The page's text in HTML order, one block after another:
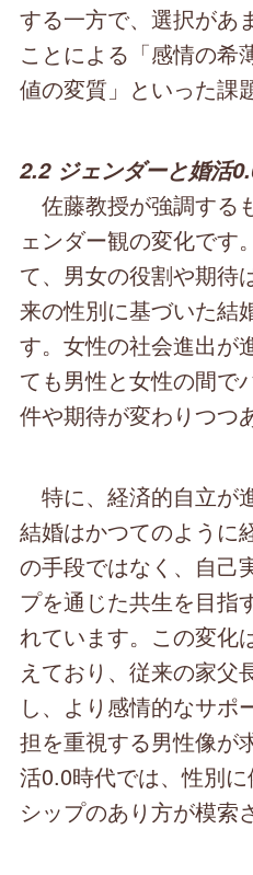
する一方で、選択があ
ことによる「感情の希
値の変質」といった課
2.2 ジェンダーと婚活
佐藤教授が強調する
ェンダー観の変化です
て、男女の役割や期待
来の性別に基づいた結
す。女性の社会進出が
ても男性と女性の間で
件や期待が変わりつつ
特に、経済的自立が
結婚はかつてのように
の手段ではなく、自己
プを通じた共生を目指
れています。この変化
えており、従来の家父
し、より感情的なサポ
担を重視する男性像が
活0.0時代では、性別
シップのあり方が模索